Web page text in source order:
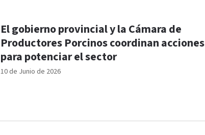
10 de Junio de 2026
El gobierno provincial y la Cámara de
Productores Porcinos coordinan acciones
para potenciar el sector